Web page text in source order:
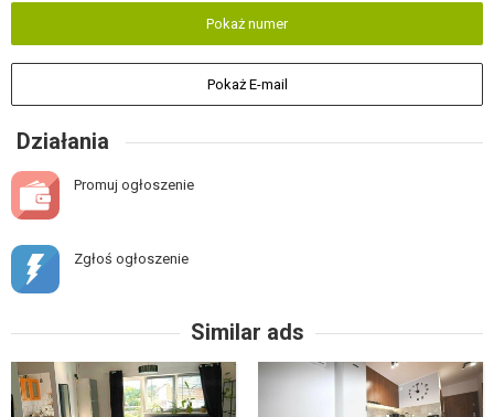
Pokaż numer
Pokaż E-mail
Działania
Promuj ogłoszenie
Zgłoś ogłoszenie
Similar ads